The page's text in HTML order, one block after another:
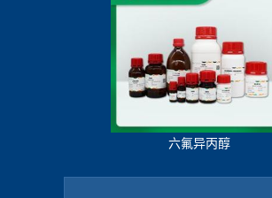
六氟异丙醇